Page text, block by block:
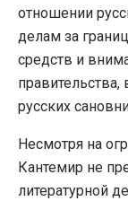
отношении
делам за
средств и
русских
Несмотря на
Кантемир не
литературной